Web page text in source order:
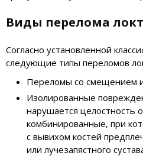
Виды перелома
Согласно установленной
следующие типы переломов
Переломы со смещением
Изолированные
нарушается целостность
комбинированные, при
с вывихом костей
или лучезапястного